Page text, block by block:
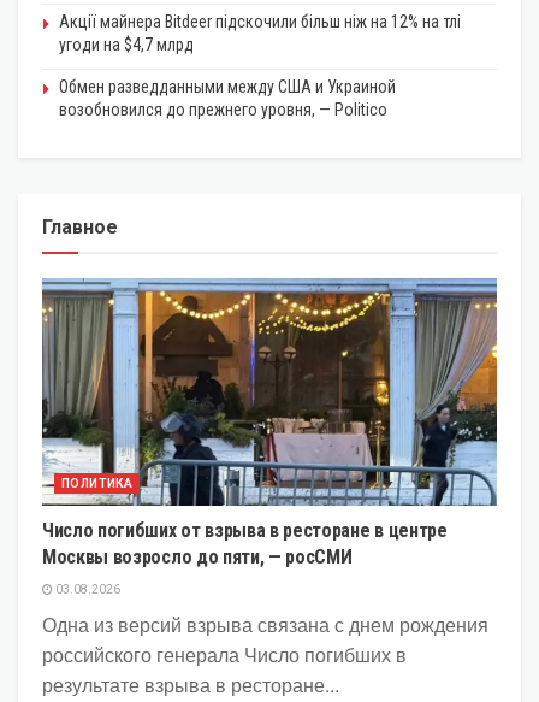
Акції майнера Bitdeer підскочили більш ніж на 12% на тлі
угоди на $4,7 млрд
Обмен разведданными между США и Украиной
возобновился до прежнего уровня, — Politico
Главное
ПОЛИТИКА
Число погибших от взрыва в ресторане в центре
Москвы возросло до пяти, — росСМИ
03.08.2026
Одна из версий взрыва связана с днем рождения
российского генерала Число погибших в
результате взрыва в ресторане...